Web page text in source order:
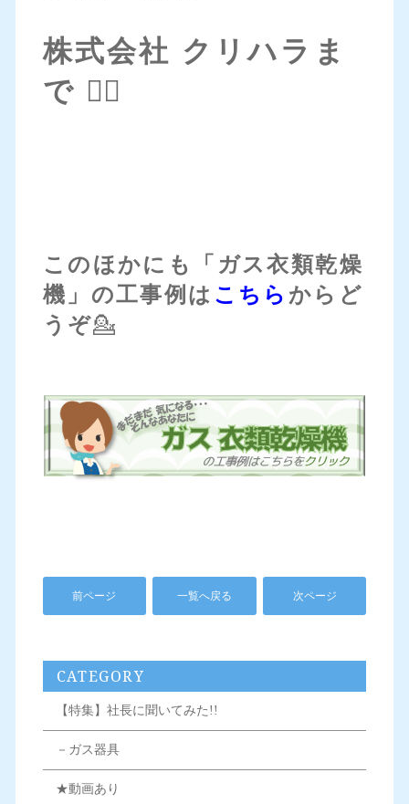
株式会社 クリハラま
で 💁‍♀️
このほかにも「ガス衣類乾燥
機」の工事例は こちら からど
うぞ💁
前ページ 一覧へ戻る 次ページ
CATEGORY
【特集】社長に聞いてみた!!
－ガス器具
★動画あり